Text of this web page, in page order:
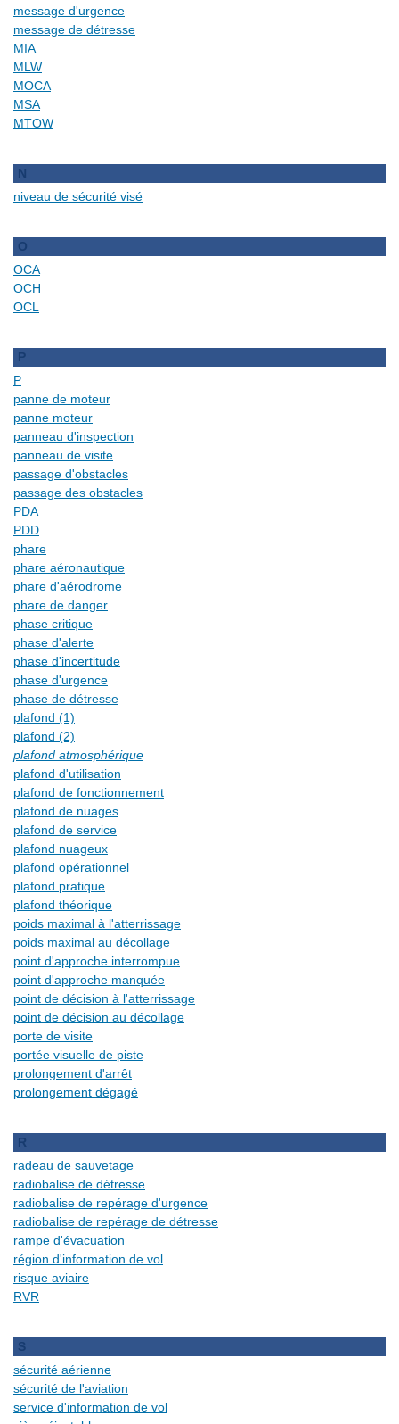
message d'urgence
message de détresse
MIA
MLW
MOCA
MSA
MTOW
N
niveau de sécurité visé
O
OCA
OCH
OCL
P
P
panne de moteur
panne moteur
panneau d'inspection
panneau de visite
passage d'obstacles
passage des obstacles
PDA
PDD
phare
phare aéronautique
phare d'aérodrome
phare de danger
phase critique
phase d'alerte
phase d'incertitude
phase d'urgence
phase de détresse
plafond (1)
plafond (2)
plafond atmosphérique
plafond d'utilisation
plafond de fonctionnement
plafond de nuages
plafond de service
plafond nuageux
plafond opérationnel
plafond pratique
plafond théorique
poids maximal à l'atterrissage
poids maximal au décollage
point d'approche interrompue
point d'approche manquée
point de décision à l'atterrissage
point de décision au décollage
porte de visite
portée visuelle de piste
prolongement d'arrêt
prolongement dégagé
R
radeau de sauvetage
radiobalise de détresse
radiobalise de repérage d'urgence
radiobalise de repérage de détresse
rampe d'évacuation
région d'information de vol
risque aviaire
RVR
S
sécurité aérienne
sécurité de l'aviation
service d'information de vol